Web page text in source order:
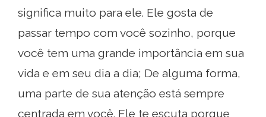
significa muito para ele. Ele gosta de
passar tempo com você sozinho, porque
você tem uma grande importância em sua
vida e em seu dia a dia; De alguma forma,
uma parte de sua atenção está sempre
centrada em você. Ele te escuta porque